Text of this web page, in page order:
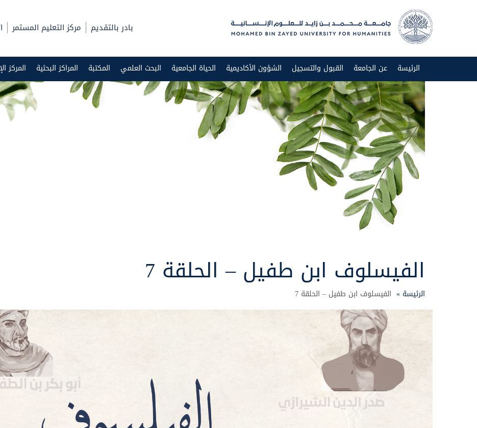
بادر بالتقديم مركز التعليم المستمر
الرئيسة عن الجامعة القبول والتسجيل الشؤون الأكاديمية الحياة الجامعية البحث العلمي المكتبة المراكز البحثية المركز
الفيسلوف ابن طفيل – الحلقة 7
الرئيسة » الفيسلوف ابن طفيل – الحلقة 7